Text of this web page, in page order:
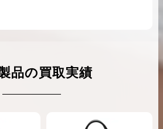
品の買取実績